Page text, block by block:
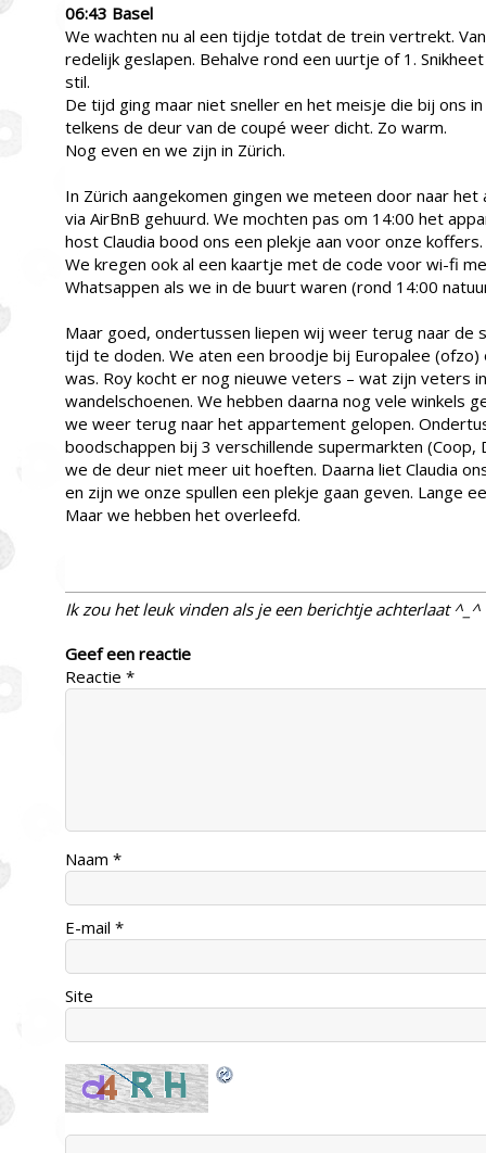
06:43 Basel
We wachten nu al een tijdje totdat de trein vertrekt.
redelijk geslapen. Behalve rond een uurtje of 1.
stil.
De tijd ging maar niet sneller en het meisje die bij ons
telkens de deur van de coupé weer dicht. Zo warm.
Nog even en we zijn in Zürich.
In Zürich aangekomen gingen we meteen door naar
via AirBnB gehuurd. We mochten pas om 14:00 het
host Claudia bood ons een plekje aan voor onze koffers.
We kregen ook al een kaartje met de code voor wi-fi
Whatsappen als we in de buurt waren (rond 14:00
Maar goed, ondertussen liepen wij weer terug naar de
tijd te doden. We aten een broodje bij Europalee
was. Roy kocht er nog nieuwe veters – wat zijn veters
wandelschoenen. We hebben daarna nog vele winkels
we weer terug naar het appartement gelopen.
boodschappen bij 3 verschillende supermarkten (Coop,
we de deur niet meer uit hoeften. Daarna liet Claudia
en zijn we onze spullen een plekje gaan geven. Lange
Maar we hebben het overleefd.
Ik zou het leuk vinden als je een berichtje achterlaat ^_^
Geef een reactie
Reactie *
Naam *
E-mail *
Site